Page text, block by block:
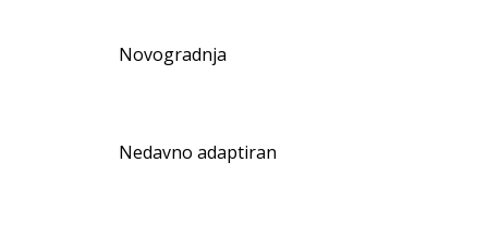
Novogradnja
Nedavno adaptiran